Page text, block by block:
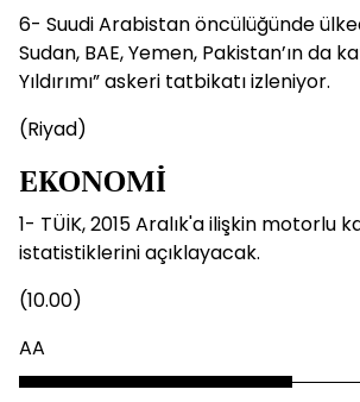
6- Suudi Arabistan öncülüğünde
Sudan, BAE, Yemen, Pakistan’ın da
Yıldırımı” askeri tatbikatı izleniyor.
(Riyad)
EKONOMİ
1- TÜİK, 2015 Aralık'a ilişkin motorlu
istatistiklerini açıklayacak.
(10.00)
AA